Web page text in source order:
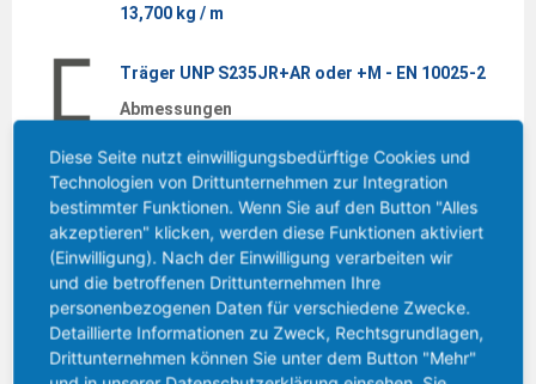
13,700 kg / m
Träger UNP S235JR+AR oder +M - EN 10025-2
Abmessungen
Gewicht
13,700 kg / m
Träger UNP S235JR+AR oder +M - EN 10025-2 - 6
m
Abmessungen
140
Gewicht
Diese Seite nutzt einwilligungsbedürftige Cookies und
Technologien von Drittunternehmen zur Integration
bestimmter Funktionen. Wenn Sie auf den Button "Alles
akzeptieren" klicken, werden diese Funktionen aktiviert
(Einwilligung). Nach der Einwilligung verarbeiten wir
und die betroffenen Drittunternehmen Ihre
personenbezogenen Daten für verschiedene Zwecke.
Detaillierte Informationen zu Zweck, Rechtsgrundlagen,
Drittunternehmen können Sie unter dem Button "Mehr"